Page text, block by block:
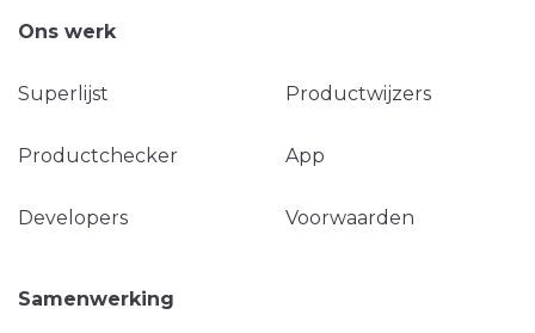
Ons werk
Superlijst Productwijzers
Productchecker App
Developers Voorwaarden
Samenwerking